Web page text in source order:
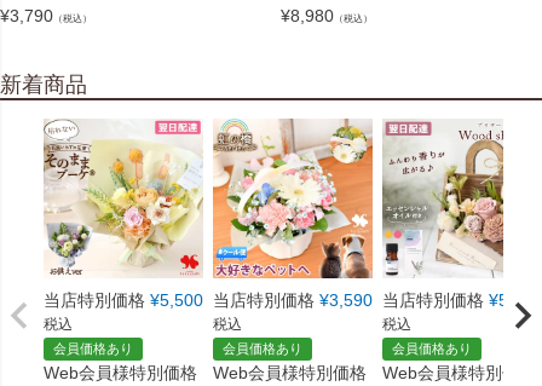
¥3,790 （税込）
¥8,980 （税込）
新着商品
当店特別価格 ¥5,500
税込
会員価格あり
Web会員様特別価格
当店特別価格 ¥3,590
税込
会員価格あり
Web会員様特別価格
当店特別価格 ¥5,550
税込
会員価格あり
Web会員様特別価格